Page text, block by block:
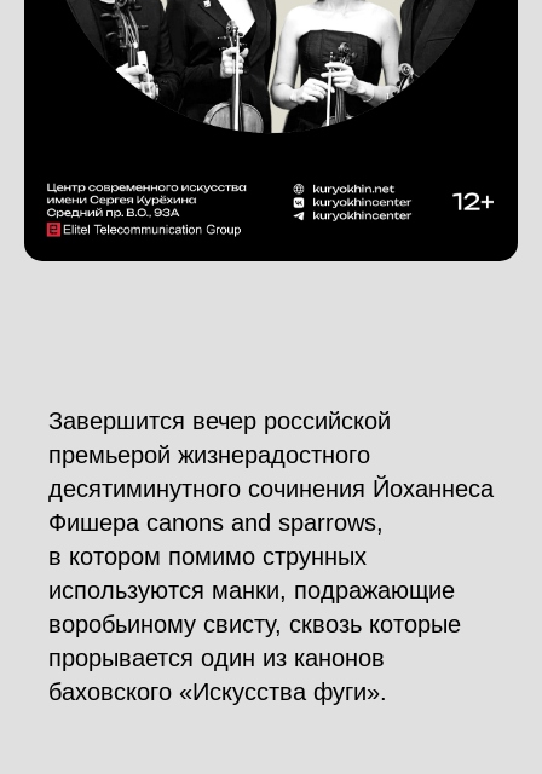
Завершится вечер российской
премьерой жизнерадостного
десятиминутного сочинения Йоханнеса
Фишера canons and sparrows,
в котором помимо струнных
используются манки, подражающие
воробьиному свисту, сквозь которые
прорывается один из канонов
баховского «Искусства фуги».